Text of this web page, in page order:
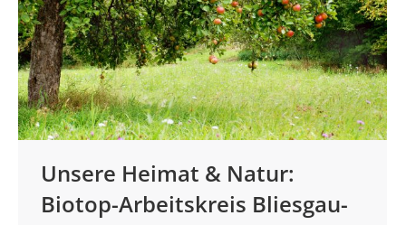
Unsere Heimat & Natur:
Biotop-Arbeitskreis Bliesgau-